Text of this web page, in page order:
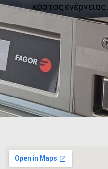
κόστος ενέργειας.